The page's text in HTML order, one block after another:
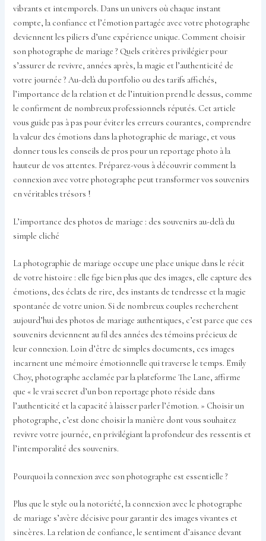
vibrants et intemporels. Dans un univers où chaque instant
compte, la confiance et l’émotion partagée avec votre photographe
deviennent les piliers d’une expérience unique. Comment choisir
son photographe de mariage ? Quels critères privilégier pour
s’assurer de revivre, années après, la magie et l’authenticité de
votre journée ? Au-delà du portfolio ou des tarifs affichés,
l’importance de la relation et de l’intuition prend le dessus, comme
le confirment de nombreux professionnels réputés. Cet article
vous guide pas à pas pour éviter les erreurs courantes, comprendre
la valeur des émotions dans la photographie de mariage, et vous
donner tous les conseils de pros pour un reportage photo à la
hauteur de vos attentes. Préparez-vous à découvrir comment la
connexion avec votre photographe peut transformer vos souvenirs
en véritables trésors !
L’importance des photos de mariage : des souvenirs au-delà du
simple cliché
La photographie de mariage occupe une place unique dans le récit
de votre histoire : elle fige bien plus que des images, elle capture des
émotions, des éclats de rire, des instants de tendresse et la magie
spontanée de votre union. Si de nombreux couples recherchent
aujourd’hui des photos de mariage authentiques, c’est parce que ces
souvenirs deviennent au fil des années des témoins précieux de
leur connexion. Loin d’être de simples documents, ces images
incarnent une mémoire émotionnelle qui traverse le temps. Emily
Choy, photographe acclamée par la plateforme The Lane, affirme
que « le vrai secret d’un bon reportage photo réside dans
l’authenticité et la capacité à laisser parler l’émotion. » Choisir un
photographe, c’est donc choisir la manière dont vous souhaitez
revivre votre journée, en privilégiant la profondeur des ressentis et
l’intemporalité des souvenirs.
Pourquoi la connexion avec son photographe est essentielle ?
Plus que le style ou la notoriété, la connexion avec le photographe
de mariage s’avère décisive pour garantir des images vivantes et
sincères. La relation de confiance, le sentiment d’aisance devant